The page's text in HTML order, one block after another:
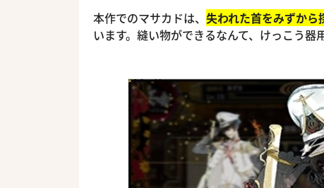
本作でのマサカドは、 失われた首をみずから
います。縫い物ができるなんて、けっこう器